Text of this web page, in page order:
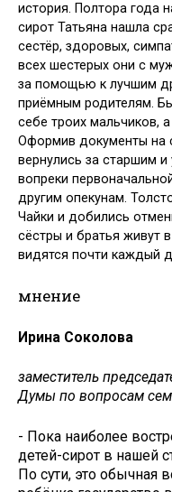
история. Полтора года
сирот Татьяна нашла
сестёр, здоровых,
всех шестерых они с
за помощью к лучшим
приёмным родителям.
себе троих мальчиков,
Оформив документы на
вернулись за старшим и
вопреки
другим опекунам.
Чайки и добились
сёстры и братья живут
видятся почти каждый
мнение
Ирина Соколова
заместитель
Думы по вопросам
- Пока наиболее
детей-сирот в нашей
По сути, это обычная